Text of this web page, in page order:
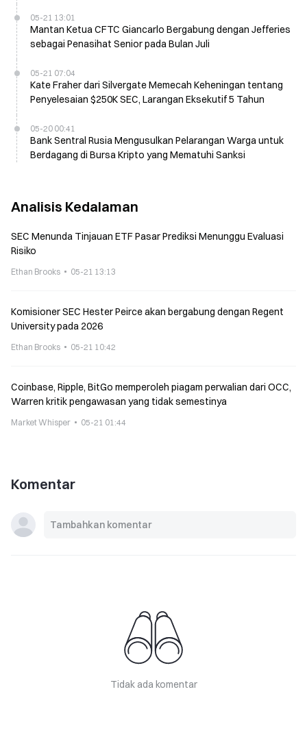
05-21 13:01
Mantan Ketua CFTC Giancarlo Bergabung dengan Jefferies
sebagai Penasihat Senior pada Bulan Juli
05-21 07:04
Kate Fraher dari Silvergate Memecah Keheningan tentang
Penyelesaian $250K SEC, Larangan Eksekutif 5 Tahun
05-20 00:41
Bank Sentral Rusia Mengusulkan Pelarangan Warga untuk
Berdagang di Bursa Kripto yang Mematuhi Sanksi
Analisis Kedalaman
SEC Menunda Tinjauan ETF Pasar Prediksi Menunggu Evaluasi
Risiko
Ethan Brooks 05-21 13:13
Komisioner SEC Hester Peirce akan bergabung dengan Regent
University pada 2026
Ethan Brooks 05-21 10:42
Coinbase, Ripple, BitGo memperoleh piagam perwalian dari OCC,
Warren kritik pengawasan yang tidak semestinya
Market Whisper 05-21 01:44
Komentar
Tidak ada komentar